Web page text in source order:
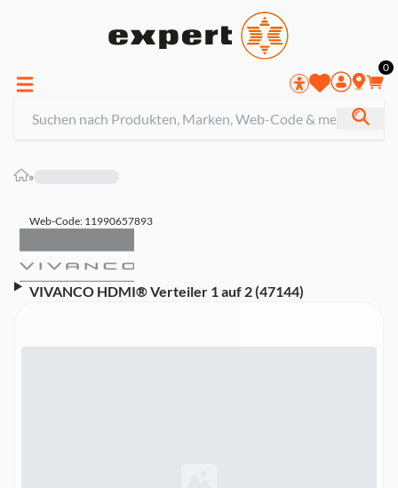
0
»
Web-Code: 11990657893
VIVANCO HDMI® Verteiler 1 auf 2 (47144)